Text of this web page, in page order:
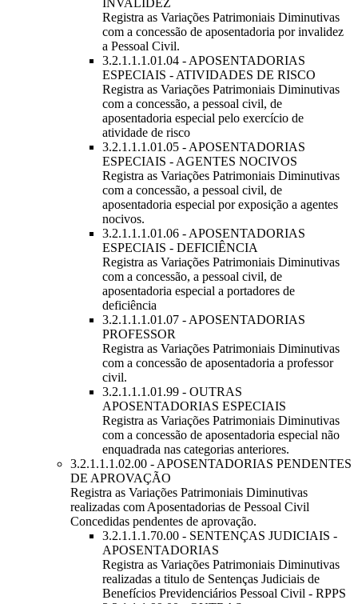
Registra as Variações Patrimoniais Diminutivas
com a concessão de aposentadoria por invalidez
a Pessoal Civil.
3.2.1.1.1.01.04 - APOSENTADORIAS
ESPECIAIS - ATIVIDADES DE RISCO
Registra as Variações Patrimoniais Diminutivas
com a concessão, a pessoal civil, de
aposentadoria especial pelo exercício de
atividade de risco
3.2.1.1.1.01.05 - APOSENTADORIAS
ESPECIAIS - AGENTES NOCIVOS
Registra as Variações Patrimoniais Diminutivas
com a concessão, a pessoal civil, de
aposentadoria especial por exposição a agentes
nocivos.
3.2.1.1.1.01.06 - APOSENTADORIAS
ESPECIAIS - DEFICIÊNCIA
Registra as Variações Patrimoniais Diminutivas
com a concessão, a pessoal civil, de
aposentadoria especial a portadores de
deficiência
3.2.1.1.1.01.07 - APOSENTADORIAS
PROFESSOR
Registra as Variações Patrimoniais Diminutivas
com a concessão de aposentadoria a professor
civil.
3.2.1.1.1.01.99 - OUTRAS
APOSENTADORIAS ESPECIAIS
Registra as Variações Patrimoniais Diminutivas
com a concessão de aposentadoria especial não
enquadrada nas categorias anteriores.
3.2.1.1.1.02.00 - APOSENTADORIAS PENDENTES
DE APROVAÇÃO
Registra as Variações Patrimoniais Diminutivas
realizadas com Aposentadorias de Pessoal Civil
Concedidas pendentes de aprovação.
3.2.1.1.1.70.00 - SENTENÇAS JUDICIAIS -
APOSENTADORIAS
Registra as Variações Patrimoniais Diminutivas
realizadas a titulo de Sentenças Judiciais de
Benefícios Previdenciários Pessoal Civil - RPPS